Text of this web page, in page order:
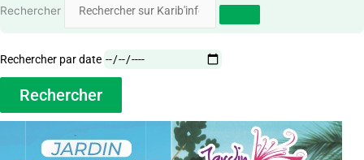
Rechercher
Rechercher par date
Rechercher